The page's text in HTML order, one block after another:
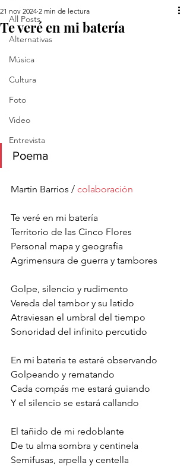
All Posts
Alternativas
Música
Cultura
Foto
Video
Entrevista
Te veré en mi batería
21 nov 2024 2 min de lectura
Poema
Martín Barrios / colaboración
Te veré en mi batería
Territorio de las Cinco Flores
Personal mapa y geografía
Agrimensura de guerra y tambores
Golpe, silencio y rudimento
Vereda del tambor y su latido
Atraviesan el umbral del tiempo
Sonoridad del infinito percutido
En mi batería te estaré observando
Golpeando y rematando
Cada compás me estará guiando
Y el silencio se estará callando
El tañido de mi redoblante
De tu alma sombra y centinela
Semifusas, arpella y centella